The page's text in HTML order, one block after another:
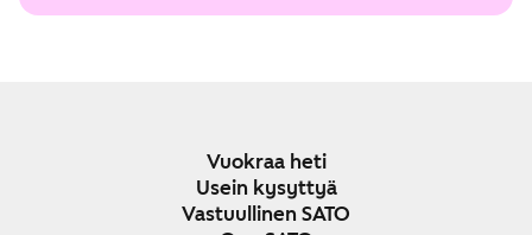
Vuokraa heti
Usein kysyttyä
Vastuullinen SATO